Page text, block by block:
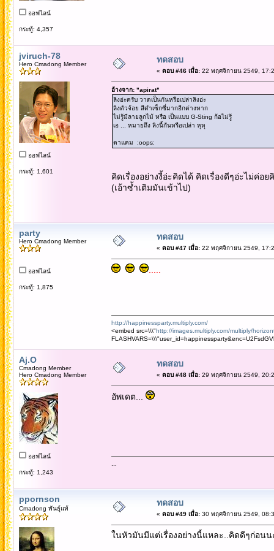
ออฟไลน์
กระทู้: 4,357
jviruch-78
Hero Cmadong Member
ออฟไลน์
กระทู้: 1,601
ทดสอบ
« ตอบ #46 เมื่อ:22 พฤศจิกายน 2549,
อ้างจาก: "apirat"
ลิงอ่ะครับ วาดเป็นกันหรือเปล่าลิงอ่ะ
ลิงตัวจ้อย สีดำเซ็กซี่มากอีกต่างหาก
ไม่รู้มีลายลูกไม้ หรือ เป็นแบบ G-Sting ก้อไม่รู้
เอ ... หมายถึง ลิงนี้กันหรือเปล่า หุหุ
ตาแคม :oops:
คิดเรื่องอย่างงี้อ่ะคิดได้ คิดเรื่องดีๆอ่ะไม่ค่อย
(เอ้าซ้ำเติมมันเข้าไป)
party
Hero Cmadong Member
ออฟไลน์
กระทู้: 1,875
ทดสอบ
« ตอบ #47 เมื่อ:22 พฤศจิกายน 2549,
.....
http://happinessparty.multiply.com/
<embed src=\\\"http://images.multiply.com/multiply/
Aj.O
Cmadong Member
Hero Cmadong Member
ออฟไลน์
กระทู้: 1,243
ทดสอบ
« ตอบ #48 เมื่อ:29 พฤศจิกายน 2549,
อัพเดต...
ppornson
Cmadong พันธุ์แท้
ทดสอบ
« ตอบ #49 เมื่อ:30 พฤศจิกายน 2549,
ในหัวมันมีแต่เรื่องอย่างนี้แหละ..คิดดีๆก่อนน